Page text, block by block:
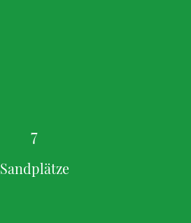
7
Sandplätze